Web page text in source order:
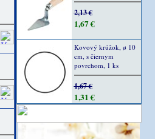
2,13 €
1,67 €
Kovový krúžok, ø 10
cm, s čiernym
povrchom, 1 ks
1,67 €
1,31 €